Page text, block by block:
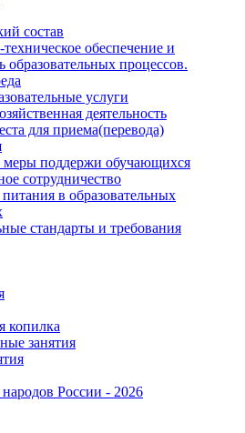
состав
обеспечение и
образовательных процессов.
услуги
деятельность
для приема(перевода)
поддержи обучающихся
сотрудничество
в образовательных
стандарты и требования
копилка
занятия
России - 2026